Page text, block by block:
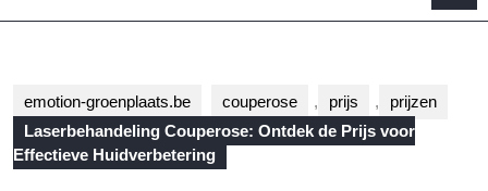
emotion-groenplaats.be couperose , prijs ,
prijzen
Laserbehandeling Couperose: Ontdek de Prijs voor
Effectieve Huidverbetering